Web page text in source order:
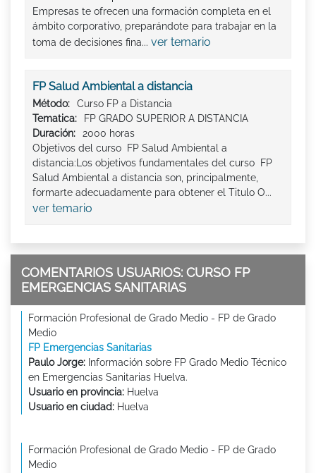
Empresas te ofrecen una formación completa en el
ámbito corporativo, preparándote para trabajar en la
toma de decisiones fina... ver temario
FP Salud Ambiental a distancia
Método:
Curso FP a Distancia
Tematica:
FP GRADO SUPERIOR A DISTANCIA
Duración:
2000 horas
Objetivos del curso FP Salud Ambiental a
distancia:Los objetivos fundamentales del curso FP
Salud Ambiental a distancia son, principalmente,
formarte adecuadamente para obtener el Titulo O...
ver temario
COMENTARIOS USUARIOS: CURSO FP
EMERGENCIAS SANITARIAS
Formación Profesional de Grado Medio - FP de Grado
Medio
FP Emergencias Sanitarias
Paulo Jorge: Información sobre FP Grado Medio Técnico
en Emergencias Sanitarias Huelva.
Usuario en provincia: Huelva
Usuario en ciudad: Huelva
Formación Profesional de Grado Medio - FP de Grado
Medio